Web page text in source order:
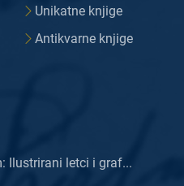
Unikatne knjige
Antikvarne knjige
Ilustrirani letci i graf...